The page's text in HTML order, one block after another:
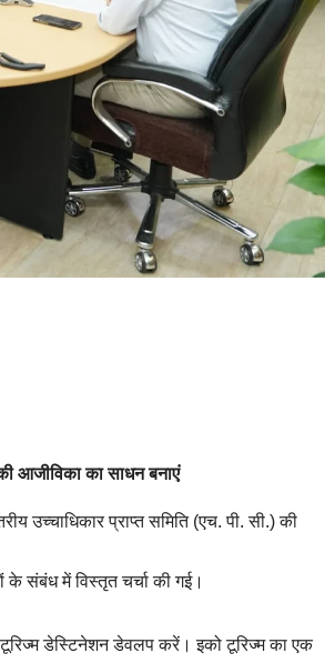
आजीविका का साधन बनाएं
उच्चाधिकार प्राप्त समिति (एच. पी. सी.) की
के संबंध में विस्तृत चर्चा की गई।
डेस्टिनेशन डेवलप करें। इको टूरिज्म का एक